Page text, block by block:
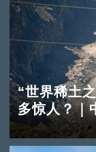
“世界稀土
多惊人？｜